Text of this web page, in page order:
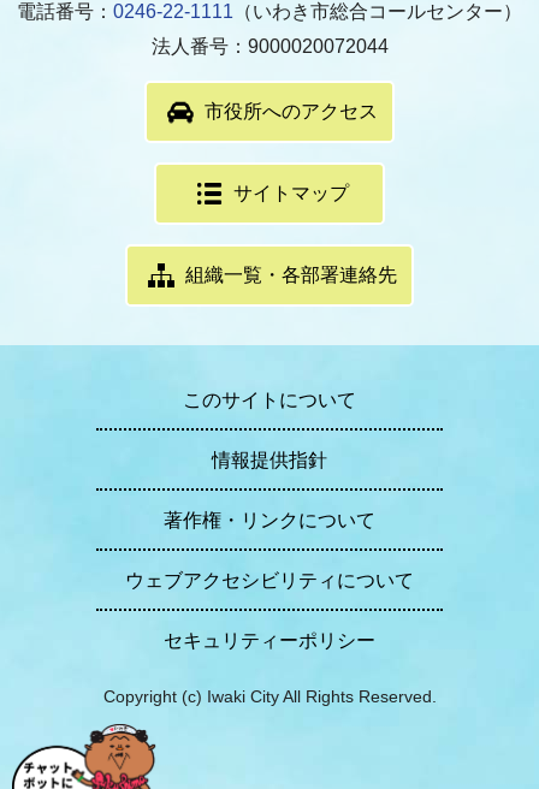
電話番号： 0246-22-1111 （いわき市総合コールセンター）
法人番号：9000020072044
市役所へのアクセス
サイトマップ
組織一覧・各部署連絡先
このサイトについて
情報提供指針
著作権・リンクについて
ウェブアクセシビリティについて
セキュリティーポリシー
Copyright (c) Iwaki City All Rights Reserved.